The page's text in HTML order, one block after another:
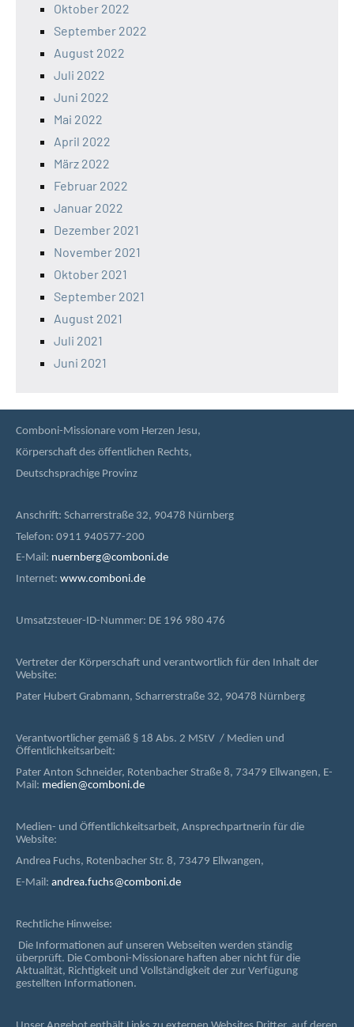
Oktober 2022
September 2022
August 2022
Juli 2022
Juni 2022
Mai 2022
April 2022
März 2022
Februar 2022
Januar 2022
Dezember 2021
November 2021
Oktober 2021
September 2021
August 2021
Juli 2021
Juni 2021
Comboni-Missionare vom Herzen Jesu,
Körperschaft des öffentlichen Rechts,
Deutschsprachige Provinz
Anschrift: Scharrerstraße 32, 90478 Nürnberg
Telefon: 0911 940577-200
E-Mail: nuernberg@comboni.de
Internet: www.comboni.de
Umsatzsteuer-ID-Nummer: DE 196 980 476
Vertreter der Körperschaft und verantwortlich für den Inhalt der
Website:
Pater Hubert Grabmann, Scharrerstraße 32, 90478 Nürnberg
Verantwortlicher gemäß § 18 Abs. 2 MStV / Medien und
Öffentlichkeitsarbeit:
Pater Anton Schneider, Rotenbacher Straße 8, 73479 Ellwangen, E-
Mail: medien@comboni.de
Medien- und Öffentlichkeitsarbeit, Ansprechpartnerin für die
Website:
Andrea Fuchs, Rotenbacher Str. 8, 73479 Ellwangen,
E-Mail: andrea.fuchs@comboni.de
Rechtliche Hinweise:
Die Informationen auf unseren Webseiten werden ständig
überprüft. Die Comboni-Missionare haften aber nicht für die
Aktualität, Richtigkeit und Vollständigkeit der zur Verfügung
gestellten Informationen.